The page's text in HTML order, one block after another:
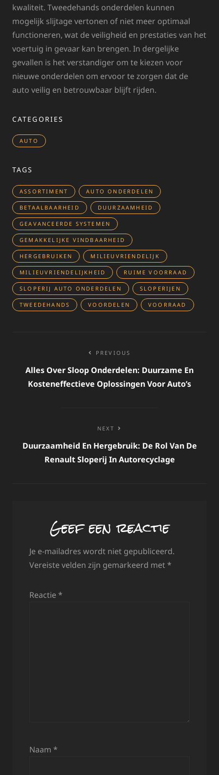
kwaliteit. Tweedehands onderdelen kunnen
mogelijk slijtage vertonen of niet meer optimaal
functioneren, wat de veiligheid en prestaties van het
voertuig in gevaar kan brengen. In dergelijke
gevallen is het verstandiger om te kiezen voor
nieuwe onderdelen om ervoor te zorgen dat de
auto veilig en betrouwbaar blijft rijden.
CATEGORIES
AUTO
TAGS
ASSORTIMENT AUTO ONDERDELEN
BETAALBAARHEID DUURZAAMHEID
GEAVANCEERDE SYSTEMEN
GEMAKKELIJKE VINDBAARHEID
HERGEBRUIKEN MILIEUVRIENDELIJK
MILIEUVRIENDELIJKHEID RUIME VOORRAAD
SLOPERIJ AUTO ONDERDELEN SLOPERIJEN
TWEEDEHANDS VOORDELEN VOORRAAD
navigatie
PREVIOUS
Alles Over Sloop Onderdelen: Duurzame En
Kosteneffectieve Oplossingen Voor Auto’s
NEXT
Duurzaamheid En Hergebruik: De Rol Van De
Renault Sloperij In Autorecyclage
Geef een reactie
Je e-mailadres wordt niet gepubliceerd.
Vereiste velden zijn gemarkeerd met *
Reactie *
Naam *